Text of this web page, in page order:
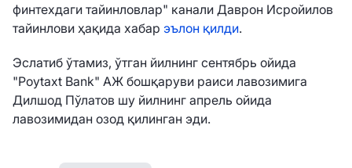
финтехдаги тайинловлар" канали Даврон Исройилов
тайинлови ҳақида хабар эълон қилди.
Эслатиб ўтамиз, ўтган йилнинг сентябрь ойида
"Poytaxt Bank" АЖ бошқаруви раиси лавозимига
Дилшод Пўлатов шу йилнинг апрель ойида
лавозимидан озод қилинган эди.